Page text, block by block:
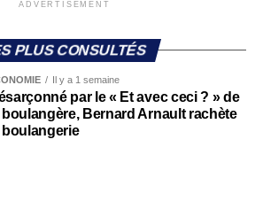
ADVERTISEMENT
PLUS CONSULTÉS
Il y a 1 semaine
par le « Et avec ceci ? » de
boulangère, Bernard Arnault rachète
boulangerie